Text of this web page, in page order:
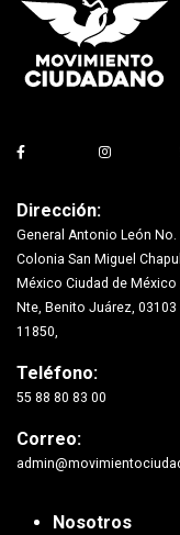
Dirección:
General Antonio León No.
Colonia San Miguel
México Ciudad de
Nte, Benito Juárez,
11850,
Teléfono:
55 88 80 83 00
Correo:
Nosotros